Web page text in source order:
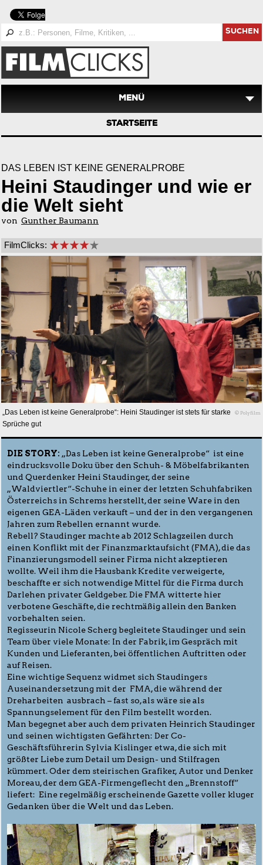
SUCHEN
MENÜ
STARTSEITE
DAS LEBEN IST KEINE GENERALPROBE
Heini Staudinger und wie er
die Welt sieht
von Gunther Baumann
FilmClicks:
„Das Leben ist keine Generalprobe“: Heini Staudinger ist stets für starke
Sprüche gut
© Polyfilm
DIE STORY: „Das Leben ist keine Generalprobe“ ist eine
eindrucksvolle Doku über den Schuh- & Möbelfabrikanten
und Querdenker Heini Staudinger, der seine
„Waldviertler“-Schuhe in einer der letzten Schuhfabriken
Österreichs in Schrems herstellt, der seine Ware in den
eigenen GEA-Läden verkauft – und der in den vergangenen
Jahren zum Rebellen ernannt wurde.
Rebell? Staudinger machte ab 2012 Schlagzeilen durch
einen Konflikt mit der Finanzmarktaufsicht (FMA), die das
Finanzierungsmodell seiner Firma nicht akzeptieren
wollte. Weil ihm die Hausbank Kredite verweigerte,
beschaffte er sich notwendige Mittel für die Firma durch
Darlehen privater Geldgeber. Die FMA witterte hier
verbotene Geschäfte, die rechtmäßig allein den Banken
vorbehalten seien.
Regisseurin Nicole Scherg begleitete Staudinger und sein
Team über viele Monate: In der Fabrik, im Gespräch mit
Kunden und Lieferanten, bei öffentlichen Auftritten oder
auf Reisen.
Eine wichtige Sequenz widmet sich Staudingers
Auseinandersetzung mit der FMA, die während der
Dreharbeiten ausbrach – fast so, als wäre sie als
Spannungselement für den Film bestellt worden.
Man begegnet aber auch dem privaten Heinrich Staudinger
und seinen wichtigsten Gefährten: Der Co-
Geschäftsführerin Sylvia Kislinger etwa, die sich mit
größter Liebe zum Detail um Design- und Stilfragen
kümmert. Oder dem steirischen Grafiker, Autor und Denker
Moreau, der dem GEA-Firmengeflecht den „Brennstoff“
liefert: Eine regelmäßig erscheinende Gazette voller kluger
Gedanken über die Welt und das Leben.